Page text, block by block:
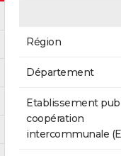
Région
Département
Etablissement
coopération
intercommunale